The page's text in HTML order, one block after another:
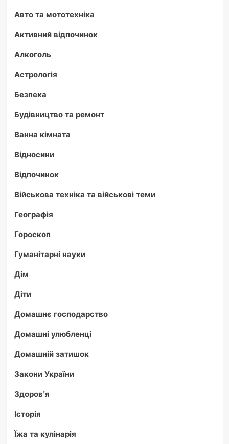
Авто та мототехніка
Активний відпочинок
Алкоголь
Астрологія
Безпека
Будівництво та ремонт
Ванна кімната
Відносини
Відпочинок
Військова техніка та військові теми
Географія
Гороскоп
Гуманітарні науки
Дім
Діти
Домашнє господарство
Домашні улюбленці
Домашній затишок
Закони України
Здоров'я
Історія
Їжа та кулінарія